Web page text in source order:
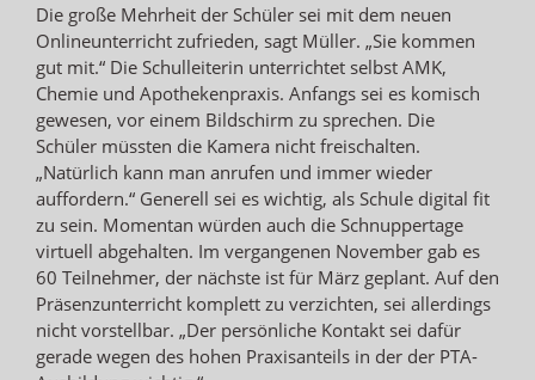
Die große Mehrheit der Schüler sei mit dem neuen
Onlineunterricht zufrieden, sagt Müller. „Sie kommen
gut mit.“ Die Schulleiterin unterrichtet selbst AMK,
Chemie und Apothekenpraxis. Anfangs sei es komisch
gewesen, vor einem Bildschirm zu sprechen. Die
Schüler müssten die Kamera nicht freischalten.
„Natürlich kann man anrufen und immer wieder
auffordern.“ Generell sei es wichtig, als Schule digital fit
zu sein. Momentan würden auch die Schnuppertage
virtuell abgehalten. Im vergangenen November gab es
60 Teilnehmer, der nächste ist für März geplant. Auf den
Präsenzunterricht komplett zu verzichten, sei allerdings
nicht vorstellbar. „Der persönliche Kontakt sei dafür
gerade wegen des hohen Praxisanteils in der der PTA-